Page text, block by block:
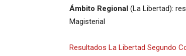
Ámbito Regional (La Libertad):
Magisterial
Resultados La Libertad Segundo